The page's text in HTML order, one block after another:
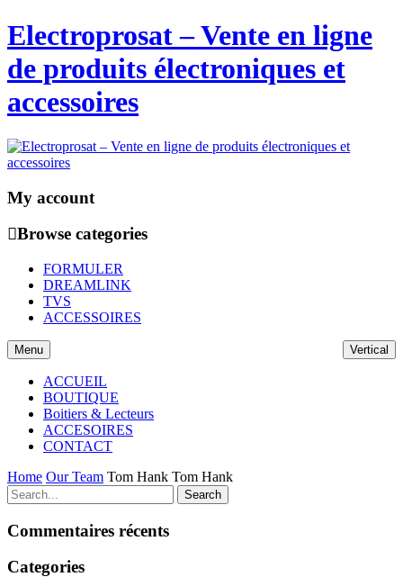
Electroprosat – Vente en ligne
de produits électroniques et
accessoires
My account
Browse categories
FORMULER
DREAMLINK
TVS
ACCESSOIRES
Vertical
Menu
ACCUEIL
BOUTIQUE
Boitiers & Lecteurs
ACCESOIRES
CONTACT
Home Our Team Tom Hank Tom Hank
Search
Commentaires récents
Categories